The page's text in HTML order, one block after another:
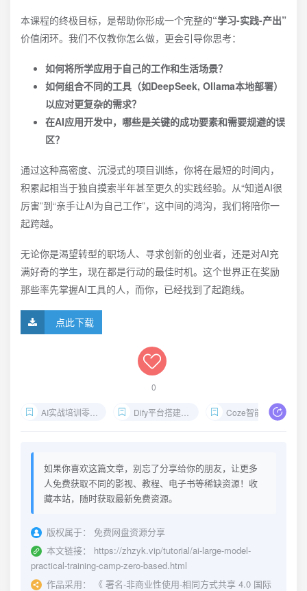
本课程的终极目标，是帮助你形成一个完整的“学习-实践-产出”
价值闭环。我们不仅教你怎么做，更会引导你思考：
如何将所学应用于自己的工作和生活场景？
如何组合不同的工具（如DeepSeek, Ollama本地部署）
以应对更复杂的需求？
在AI应用开发中，哪些是关键的成功要素和需要规避的误
区？
通过这种高密度、沉浸式的项目训练，你将在最短的时间内，
积累起相当于独自摸索半年甚至更久的实践经验。从“知道AI很
厉害”到“亲手让AI为自己工作”，这中间的鸿沟，我们将陪你一
起跨越。
无论你是渴望转型的职场人、寻求创新的创业者，还是对AI充
满好奇的学生，现在都是行动的最佳时机。这个世界正在奖励
那些率先掌握AI工具的人，而你，已经找到了起跑线。
点此下载
0
AI实战培训零基础 Dify平台搭建教程 Coze智能体开发
如果你喜欢这篇文章，别忘了分享给你的朋友，让更多
人免费获取不同的影视、教程、电子书等稀缺资源！收
藏本站，随时获取最新免费资源。
版权属于：
免费网盘资源分享
本文链接：
https://zhzyk.vip/tutorial/ai-large-model-
practical-training-camp-zero-based.html
作品采用：
《 署名-非商业性使用-相同方式共享 4.0 国际